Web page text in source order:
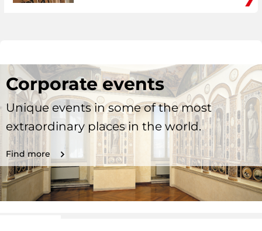
Corporate events
Unique events in some of the most
extraordinary places in the world.
Find more